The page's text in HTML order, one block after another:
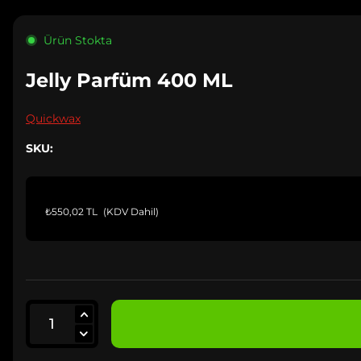
Ürün Stokta
Jelly Parfüm 400 ML
Quickwax
SKU:
₺550,02 TL (KDV Dahil)